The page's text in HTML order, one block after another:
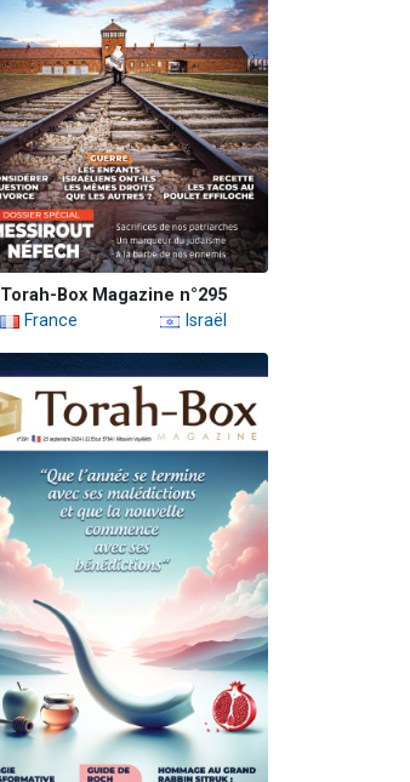
Torah-Box Magazine n°295
France
Israël